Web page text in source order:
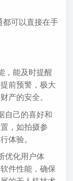
都可以直接在手
，能及时提醒
前预警，极大
产的安全。
自己的喜好和
，如拍摄参
体验。
优化用户体
件性能，确保